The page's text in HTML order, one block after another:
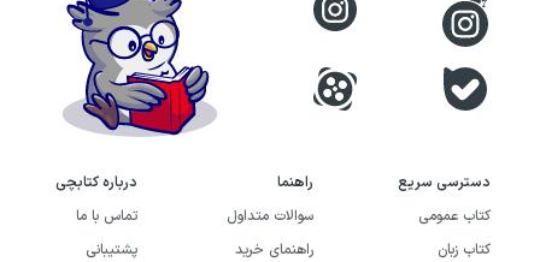
دسترسی سریع
کتاب عمومی
کتاب زبان
راهنما
سوالات متداول
راهنمای خرید
درباره کتابچی
تماس با ما
پشتیبانی